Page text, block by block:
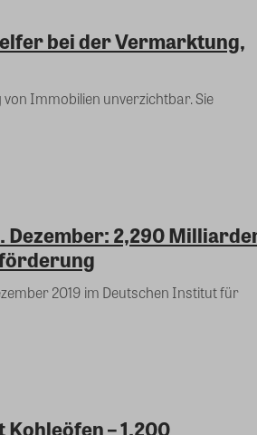
bei der Vermarktung,
Immobilien unverzichtbar. Sie
Dezember: 2,290
2019 im Deutschen Institut für
– 1.200